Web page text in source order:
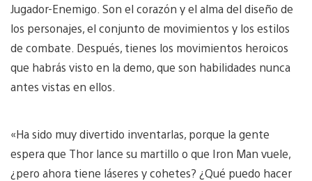
Jugador-Enemigo. Son el corazón y el alma del diseño de
los personajes, el conjunto de movimientos y los estilos
de combate. Después, tienes los movimientos heroicos
que habrás visto en la demo, que son habilidades nunca
antes vistas en ellos.
«Ha sido muy divertido inventarlas, porque la gente
espera que Thor lance su martillo o que Iron Man vuele,
¿pero ahora tiene láseres y cohetes? ¿Qué puedo hacer